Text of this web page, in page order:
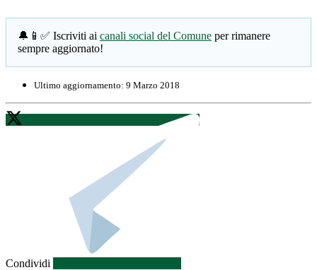
🔔📱✅ Iscriviti ai canali social del Comune per rimanere
sempre aggiornato!
Ultimo aggiornamento: 9 Marzo 2018
Condividi